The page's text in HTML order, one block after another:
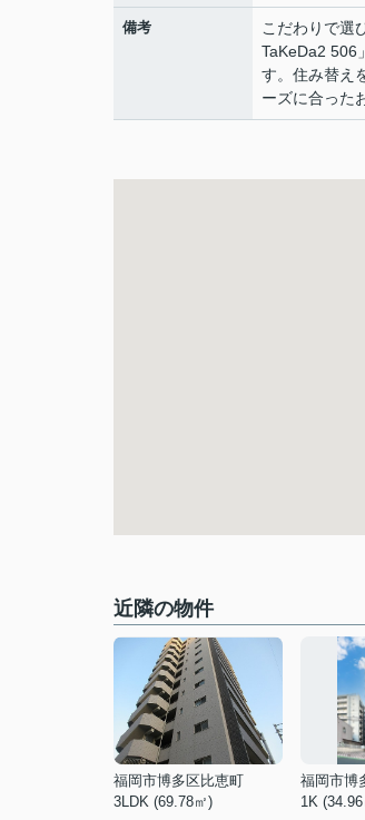
備考
こだわりで選
TaKeDa2 506
す。住み替え
ーズに合った
近隣の物件
福岡市博多区比恵町
3LDK (69.78㎡)
福岡市博
1K